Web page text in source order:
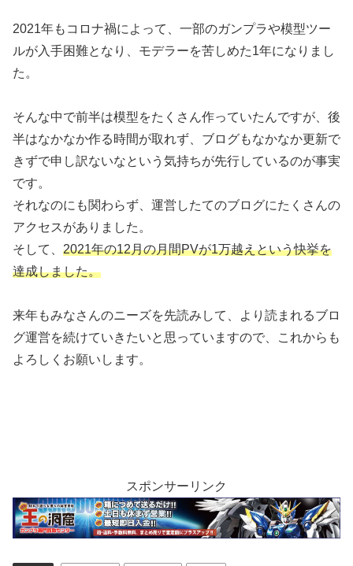
2021年もコロナ禍によって、一部のガンプラや模型ツー
ルが入手困難となり、モデラーを苦しめた1年になりまし
た。
そんな中で前半は模型をたくさん作っていたんですが、後
半はなかなか作る時間が取れず、ブログもなかなか更新で
きずで申し訳ないなという気持ちが先行しているのが事実
です。
それなのにも関わらず、運営したてのブログにたくさんの
アクセスがありました。
そして、 2021年の12月の月間PVが1万越えという快挙を
達成しました。
来年もみなさんのニーズを先読みして、より読まれるブロ
グ運営を続けていきたいと思っていますので、これからも
よろしくお願いします。
スポンサーリンク